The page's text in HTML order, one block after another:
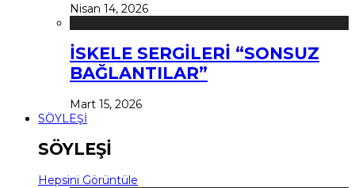
Nisan 14, 2026
İSKELE SERGİLERİ “SONSUZ
BAĞLANTILAR”
Mart 15, 2026
SÖYLEŞİ
SÖYLEŞİ
Hepsini Görüntüle